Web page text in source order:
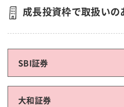
成長投資枠で取扱いの
SBI証券
大和証券